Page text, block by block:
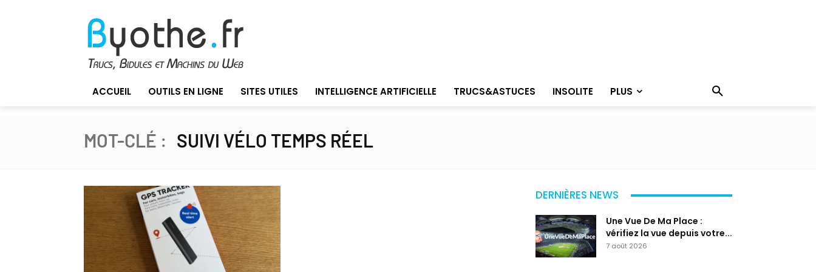
ACCUEIL OUTILS EN LIGNE SITES UTILES INTELLIGENCE ARTIFICIELLE TRUCS&ASTUCES INSOLITE PLUS
MOT-CLÉ : SUIVI VÉLO TEMPS RÉEL
DERNIÈRES NEWS
Une Vue De Ma Place :
vérifiez la vue depuis votre...
7 août 2026